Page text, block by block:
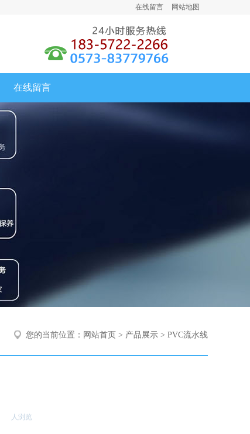
在线留言
网站地图
兴
宝
锐
自
动
在线留言
您的当前位置： 网站首页 > 产品展示 > PVC流水线
人浏览